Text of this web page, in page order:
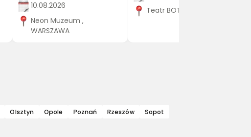
10.08.2026
Neon Muzeum ,
WARSZAWA
Teatr BOTO, Sopot
Olsztyn Opole Poznań Rzeszów
Sopot